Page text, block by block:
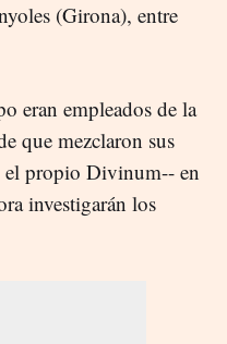
(Girona), entre
eran empleados de la
que mezclaron sus
el propio Divinum-- en
investigarán los